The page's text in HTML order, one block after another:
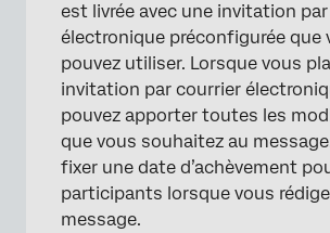
est livrée avec une invitation
électronique préconfigurée que
pouvez utiliser. Lorsque vous
invitation par courrier
pouvez apporter toutes les
que vous souhaitez au
fixer une date d’achèvement
participants lorsque vous
message.